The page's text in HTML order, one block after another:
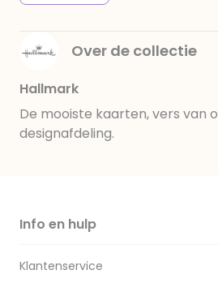
Over de collectie
Hallmark
De mooiste kaarten, vers van
designafdeling.
Info en hulp
Klantenservice